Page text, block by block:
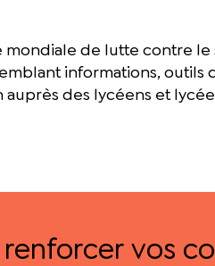
mondiale de lutte contre
informations,
des lycéens et
vos